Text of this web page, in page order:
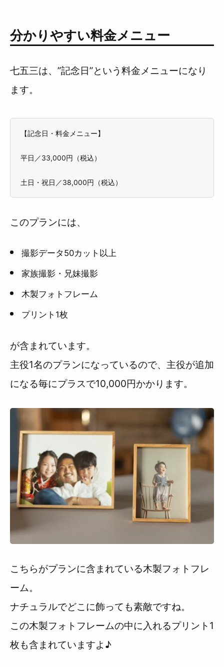
分かりやすい料金メニュー
七五三は、”記念日”という料金メニューになり
ます。
【記念日・料金メニュー】
平日／33,000円（税込）
土日・祝日／38,000円（税込）
このプランには、
撮影データ50カット以上
家族撮影・兄妹撮影
木製フォトフレーム
プリント1枚
が含まれています。
主役1名のプランになっているので、主役が追加
になる毎にプラスで10,000円かかります。
こちらがプランに含まれている木製フォトフレ
ーム。
ナチュラルでどこに飾っても素敵ですね。
この木製フォトフレームの中に入れるプリント1
枚も含まれていますよ♪